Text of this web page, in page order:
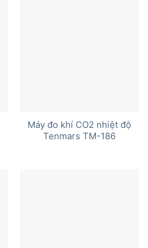
Máy đo khí CO2 nhiệt độ
Tenmars TM-186